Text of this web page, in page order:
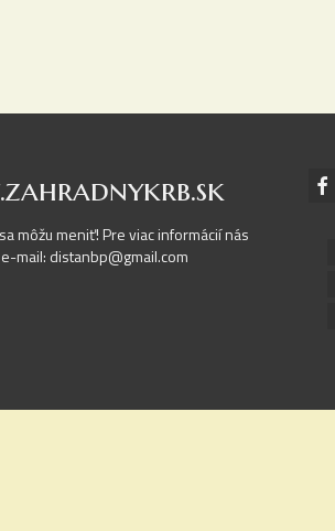
môžu meniť! Pre viac informácií nás
mail: distanbp@gmail.com